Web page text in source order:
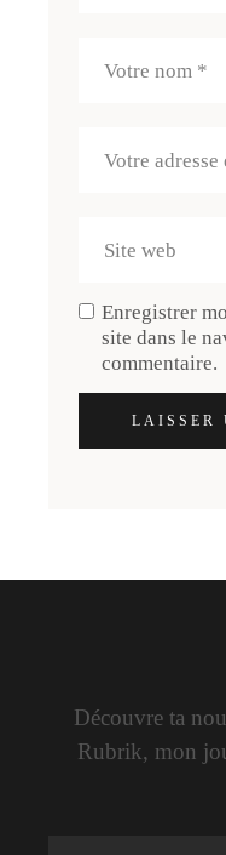
Enregistrer
site dans le
commentaire.
LAISSER
Découvre ta
Rubrik, mon